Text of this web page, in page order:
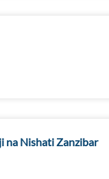
na Nishati Zanzibar